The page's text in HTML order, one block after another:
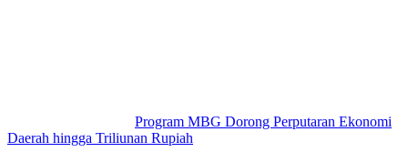
Program MBG Dorong Perputaran Ekonomi
Daerah hingga Triliunan Rupiah